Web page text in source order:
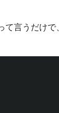
て言うだけ